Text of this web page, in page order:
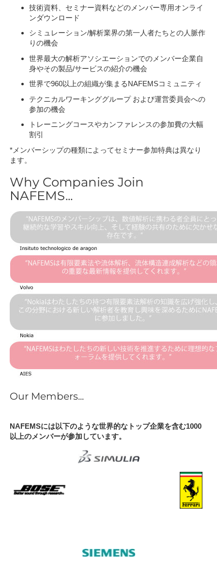
技術資料、セミナー資料などのメンバー専用オンライ
ンダウンロード
シミュレーション/解析業界の第一人者たちとの人脈作
りの機会
世界最大の解析アソシエーションでのメンバー企業自
身やその製品/サービスの紹介の機会
世界で960以上の組織が集まるNAFEMSコミュニティ
テクニカルワーキンググループ および運営委員会への
参加の機会
トレーニングコースやカンファレンスの参加費の大幅
割引
*メンバーシップの種類によってセミナー参加特典は異なり
ます。
Why Companies Join
NAFEMS...
Our Members...
NAFEMSには以下のような世界的なトップ企業を含む1000
以上のメンバーが参加しています。